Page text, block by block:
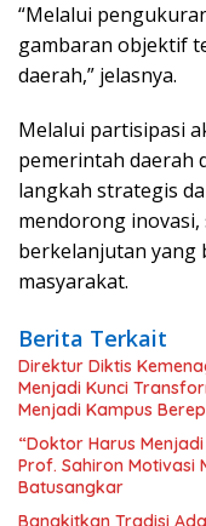
“Melalui
gambaran objektif
daerah,” jelasnya.
Melalui partisipasi
pemerintah daerah
langkah strategis
mendorong
berkelanjutan yang
masyarakat.
Berita Terkait
Direktur Diktis
Menjadi Kunci
Menjadi Kampus
“Doktor Harus
Prof. Sahiron Motivasi
Batusangkar
Bangkitkan Tradisi